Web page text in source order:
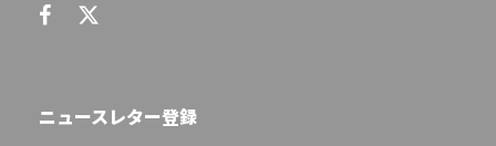
ニュースレター登録